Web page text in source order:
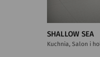
SHALLOW SEA
Kuchnia, Salon i hol